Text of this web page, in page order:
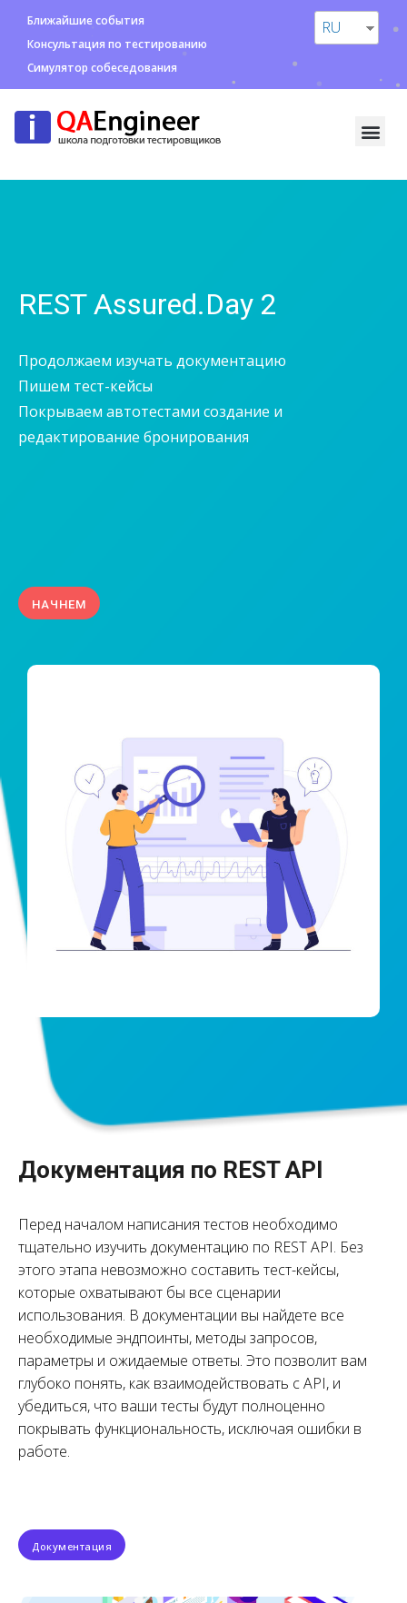
Ближайшие события
Консультация по тестированию
Симулятор собеседования
RU
REST Assured.Day 2
Продолжаем изучать документацию
Пишем тест-кейсы
Покрываем автотестами создание и
редактирование бронирования
НАЧНЕМ
Документация по REST API
Перед началом написания тестов необходимо
тщательно изучить документацию по REST API. Без
этого этапа невозможно составить тест-кейсы,
которые охватывают бы все сценарии
использования. В документации вы найдете все
необходимые эндпоинты, методы запросов,
параметры и ожидаемые ответы. Это позволит вам
глубоко понять, как взаимодействовать с API, и
убедиться, что ваши тесты будут полноценно
покрывать функциональность, исключая ошибки в
работе.
Документация